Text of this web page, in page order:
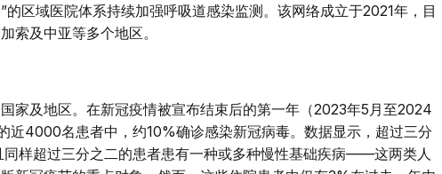
区域医院体系持续加强呼吸道感染监测。该网络成立于2021年，目
索及中亚等多个地区。
家及地区。在新冠疫情被宣布结束后的第一年（2023年5月至2024
近4000名患者中，约10%确诊感染新冠病毒。数据显示，超过三分
样超过三分之二的患者患有一种或多种慢性基础疾病——这两类人